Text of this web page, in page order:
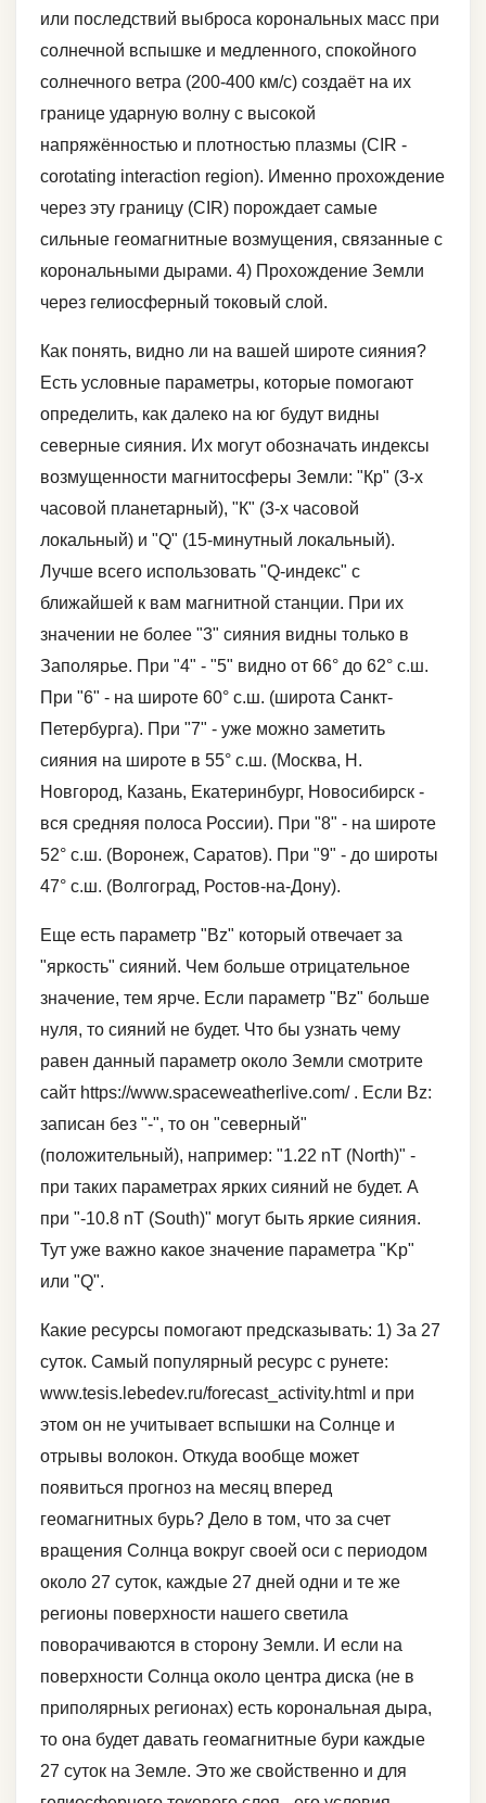
или последствий выброса корональных масс при
солнечной вспышке и медленного, спокойного
солнечного ветра (200-400 км/с) создаёт на их
границе ударную волну с высокой
напряжённостью и плотностью плазмы (CIR -
corotating interaction region). Именно прохождение
через эту границу (CIR) порождает самые
сильные геомагнитные возмущения, связанные с
корональными дырами. 4) Прохождение Земли
через гелиосферный токовый слой.
Как понять, видно ли на вашей широте сияния?
Есть условные параметры, которые помогают
определить, как далеко на юг будут видны
северные сияния. Их могут обозначать индексы
возмущенности магнитосферы Земли: "Кр" (3-х
часовой планетарный), "К" (3-х часовой
локальный) и "Q" (15-минутный локальный).
Лучше всего использовать "Q-индекс" с
ближайшей к вам магнитной станции. При их
значении не более "3" сияния видны только в
Заполярье. При "4" - "5" видно от 66° до 62° с.ш.
При "6" - на широте 60° с.ш. (широта Санкт-
Петербурга). При "7" - уже можно заметить
сияния на широте в 55° с.ш. (Москва, Н.
Новгород, Казань, Екатеринбург, Новосибирск -
вся средняя полоса России). При "8" - на широте
52° с.ш. (Воронеж, Саратов). При "9" - до широты
47° с.ш. (Волгоград, Ростов-на-Дону).
Еще есть параметр "Bz" который отвечает за
"яркость" сияний. Чем больше отрицательное
значение, тем ярче. Если параметр "Bz" больше
нуля, то сияний не будет. Что бы узнать чему
равен данный параметр около Земли смотрите
сайт https://www.spaceweatherlive.com/ . Если Bz:
записан без "-", то он "северный"
(положительный), например: "1.22 nT (North)" -
при таких параметрах ярких сияний не будет. А
при "-10.8 nT (South)" могут быть яркие сияния.
Тут уже важно какое значение параметра "Kp"
или "Q".
Какие ресурсы помогают предсказывать: 1) За 27
суток. Самый популярный ресурс с рунете:
www.tesis.lebedev.ru/forecast_activity.html и при
этом он не учитывает вспышки на Солнце и
отрывы волокон. Откуда вообще может
появиться прогноз на месяц вперед
геомагнитных бурь? Дело в том, что за счет
вращения Солнца вокруг своей оси с периодом
около 27 суток, каждые 27 дней одни и те же
регионы поверхности нашего светила
поворачиваются в сторону Земли. И если на
поверхности Солнца около центра диска (не в
приполярных регионах) есть корональная дыра,
то она будет давать геомагнитные бури каждые
27 суток на Земле. Это же свойственно и для